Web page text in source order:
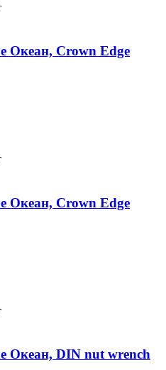
Океан, Crown Edge
Океан, Crown Edge
Океан, DIN nut wrench